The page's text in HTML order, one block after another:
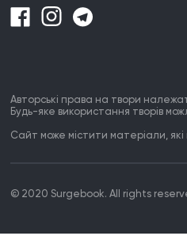
Авторські права на твори
Будь-яке використання творів
Сайт може містити матеріали, які
© 2020 Surgebook. All rights